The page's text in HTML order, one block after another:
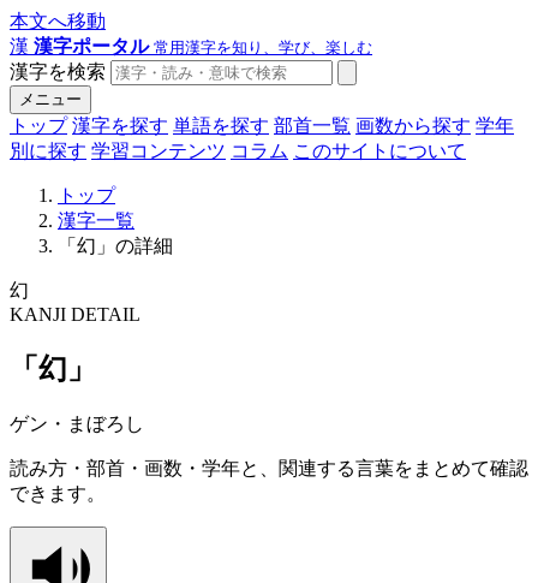
本文へ移動
漢 漢字ポータル 常用漢字を知り、学び、楽しむ
漢字を検索
メニュー
トップ 漢字を探す 単語を探す 部首一覧 画数から探す 学年
別に探す 学習コンテンツ コラム このサイトについて
トップ
漢字一覧
「幻」の詳細
幻
KANJI DETAIL
「幻」
ゲン・まぼろし
読み方・部首・画数・学年と、関連する言葉をまとめて確認
できます。